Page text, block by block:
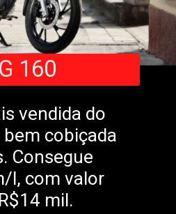
vendida do
bem cobiçada
Consegue
l, com valor
mil.
160